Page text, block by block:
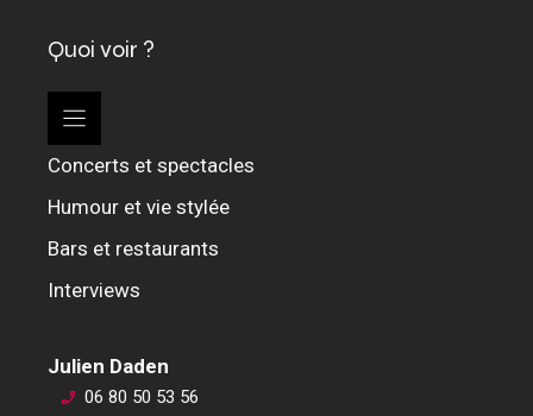
Quoi voir ?
Concerts et spectacles
Humour et vie stylée
Bars et restaurants
Interviews
Julien Daden
06 80 50 53 56